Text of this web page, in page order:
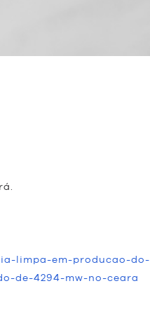
limpa-em-producao-do-
de-4294-mw-no-ceara